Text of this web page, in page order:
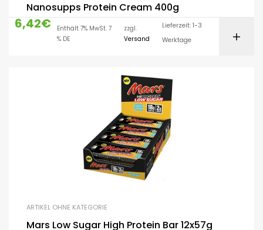
Nanosupps Protein Cream 400g
6,42€
Enthält 7% MwSt. 7
% DE
zzgl.
Versand
Lieferzeit: 1-3
Werktage
ARTIKEL OHNE KATEGORIE
Mars Low Sugar High Protein Bar 12x57g